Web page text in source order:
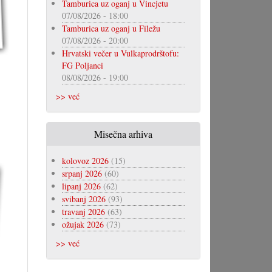
Tamburica uz oganj u Vincjetu
07/08/2026 - 18:00
Tamburica uz oganj u Filežu
07/08/2026 - 20:00
Hrvatski večer u Vulkaprodrštofu:
FG Poljanci
08/08/2026 - 19:00
>> već
Misečna arhiva
kolovoz 2026(15)
srpanj 2026(60)
lipanj 2026(62)
svibanj 2026(93)
travanj 2026(63)
ožujak 2026(73)
>> već